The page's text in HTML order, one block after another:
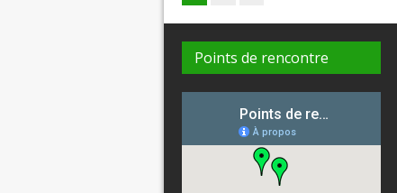
Points de rencontre